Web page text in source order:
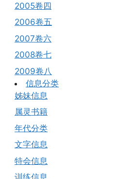
2005卷四
2006卷五
2007卷六
2008卷七
2009卷八
信息分类
姊妹信息
属灵书籍
年代分类
文字信息
特会信息
训练信息